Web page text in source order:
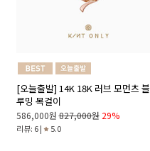
[오늘출발] 14K 18K 러브 모먼츠 블
루밍 목걸이
586,000원 827,000원 29%
리뷰: 6 | 5.0